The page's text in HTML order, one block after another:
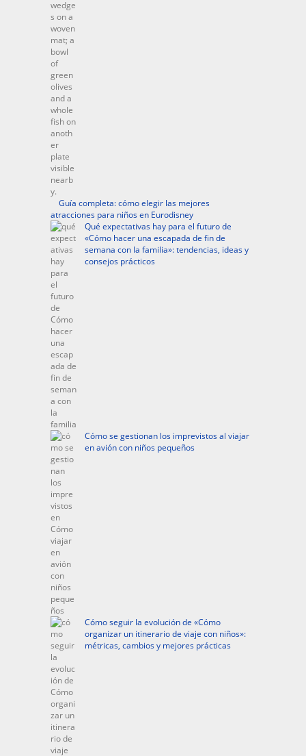
Guía completa: cómo elegir las mejores
atracciones para niños en Eurodisney
Qué expectativas hay para el futuro de
«Cómo hacer una escapada de fin de
semana con la familia»: tendencias, ideas y
consejos prácticos
Cómo se gestionan los imprevistos al viajar
en avión con niños pequeños
Cómo seguir la evolución de «Cómo
organizar un itinerario de viaje con niños»:
métricas, cambios y mejores prácticas